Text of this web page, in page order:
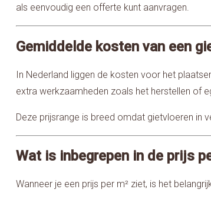
als eenvoudig een offerte kunt aanvragen.
Gemiddelde kosten van een
In Nederland liggen de kosten voor het
extra werkzaamheden zoals het herstellen of
Deze prijsrange is breed omdat gietvloeren in
Wat is inbegrepen in de prijs
Wanneer je een prijs per m² ziet, is het